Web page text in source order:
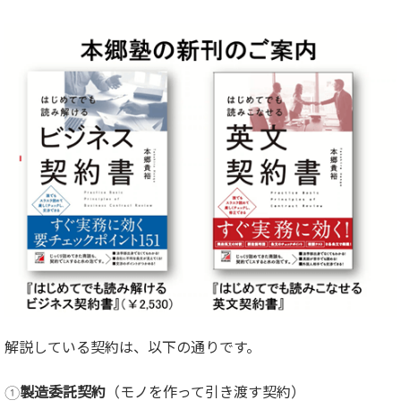
解説している契約は、以下の通りです。
①製造委託契約 （モノを作って引き渡す契約）